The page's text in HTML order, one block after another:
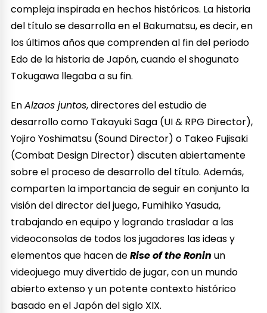
compleja inspirada en hechos históricos. La historia
del título se desarrolla en el Bakumatsu, es decir, en
los últimos años que comprenden al fin del periodo
Edo de la historia de Japón, cuando el shogunato
Tokugawa llegaba a su fin.
EnAlzaos juntos, directores del estudio de
desarrollo como Takayuki Saga (UI & RPG Director),
Yojiro Yoshimatsu (Sound Director) o Takeo Fujisaki
(Combat Design Director) discuten abiertamente
sobre el proceso de desarrollo del título. Además,
comparten la importancia de seguir en conjunto la
visión del director del juego, Fumihiko Yasuda,
trabajando en equipo y logrando trasladar a las
videoconsolas de todos los jugadores las ideas y
elementos que hacen deRise of the Ronin un
videojuego muy divertido de jugar, con un mundo
abierto extenso y un potente contexto histórico
basado en el Japón del siglo XIX.